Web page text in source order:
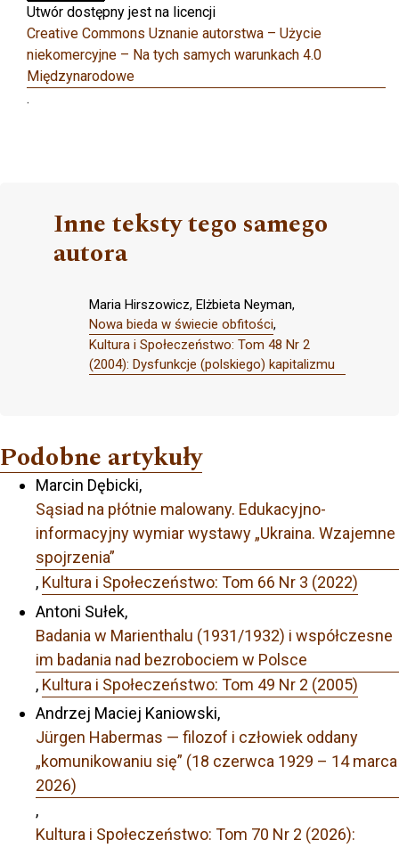
Utwór dostępny jest na licencji
Creative Commons Uznanie autorstwa – Użycie
niekomercyjne – Na tych samych warunkach 4.0
Międzynarodowe
.
Inne teksty tego samego
autora
Maria Hirszowicz, Elżbieta Neyman,
Nowa bieda w świecie obfitości,
Kultura i Społeczeństwo: Tom 48 Nr 2
(2004): Dysfunkcje (polskiego) kapitalizmu
Podobne artykuły
Marcin Dębicki,
Sąsiad na płótnie malowany. Edukacyjno-
informacyjny wymiar wystawy „Ukraina. Wzajemne
spojrzenia”
, Kultura i Społeczeństwo: Tom 66 Nr 3 (2022)
Antoni Sułek,
Badania w Marienthalu (1931/1932) i współczesne
im badania nad bezrobociem w Polsce
, Kultura i Społeczeństwo: Tom 49 Nr 2 (2005)
Andrzej Maciej Kaniowski,
Jürgen Habermas — filozof i człowiek oddany
„komunikowaniu się” (18 czerwca 1929 – 14 marca
2026)
,
Kultura i Społeczeństwo: Tom 70 Nr 2 (2026):